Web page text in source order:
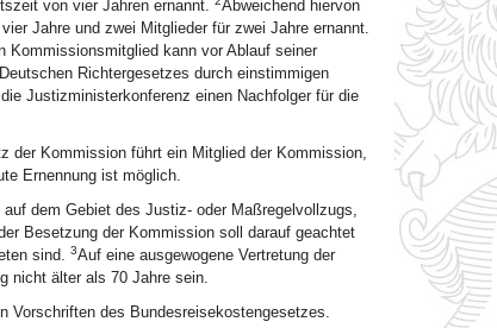
von vier Jahren ernannt.
Abweichend hiervon
Jahre und zwei Mitglieder für zwei Jahre ernannt.
Kommissionsmitglied kann vor Ablauf seiner
Richtergesetzes durch einstimmigen
Justizministerkonferenz einen Nachfolger für die
der Kommission führt ein Mitglied der Kommission,
Ernennung ist möglich.
dem Gebiet des Justiz- oder Maßregelvollzugs,
Besetzung der Kommission soll darauf geachtet
sind. 3Auf eine ausgewogene Vertretung der
nicht älter als 70 Jahre sein.
Vorschriften des Bundesreisekostengesetzes.